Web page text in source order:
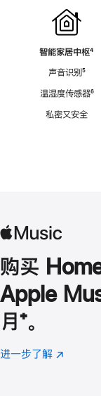
智能家居中枢脚
⁴
声音识别脚
⁵
温湿度传感器脚
⁶
私密又安全
购买
Apple
月 脚
注
⁺。
进一步了解 Apple
(在